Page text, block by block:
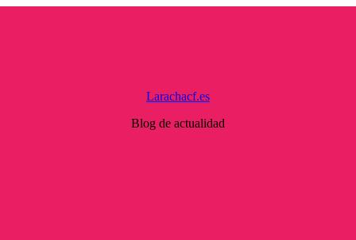
Larachacf.es
Blog de actualidad